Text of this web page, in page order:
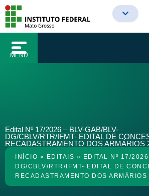
conteúdo
para
conteúdo
MENU
Edital Nº 17/2026 – BLV-GAB/BLV-
DG/CBLV/RTR/IFMT- EDITAL DE
RECADASTRAMENTO DOS ARMÁRIOS
INÍCIO » EDITAIS » EDITAL Nº 17/
DG/CBLV/RTR/IFMT- EDITAL DE
RECADASTRAMENTO DOS